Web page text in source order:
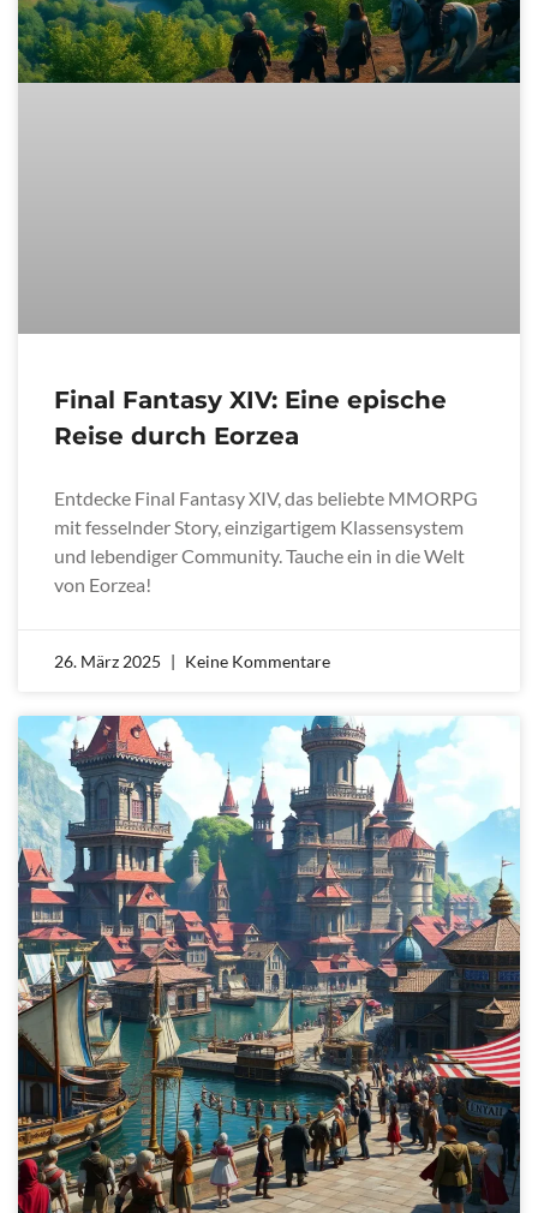
Final Fantasy XIV: Eine epische
Reise durch Eorzea
Entdecke Final Fantasy XIV, das beliebte MMORPG
mit fesselnder Story, einzigartigem Klassensystem
und lebendiger Community. Tauche ein in die Welt
von Eorzea!
26. März 2025 Keine Kommentare